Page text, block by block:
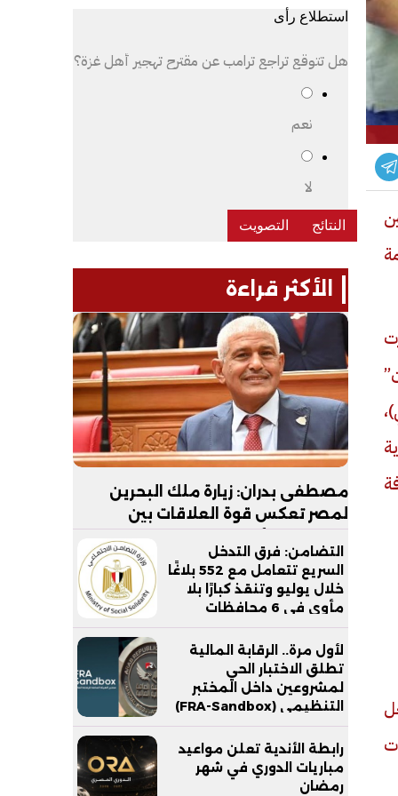
استطلاع رأى
هل تتوقع تراجع ترامب عن مقترح تهجير أهل غزة؟
نعم
لا
الأكثر قراءة
مصطفى بدران: زيارة ملك البحرين
لمصر تعكس قوة العلاقات بين
البلدين.. والأمن القومي الخليجي جزء
لا يتجزأ من الأمن القومي المصري
التضامن: فرق التدخل
السريع تتعامل مع 552 بلاغًا
خلال يوليو وتنقذ كبارًا بلا
مأوى في 6 محافظات
لأول مرة.. الرقابة المالية
تطلق الاختبار الحي
لمشروعين داخل المختبر
التنظيمي (FRA-Sandbox)
رابطة الأندية تعلن مواعيد
مباريات الدوري في شهر
رمضان